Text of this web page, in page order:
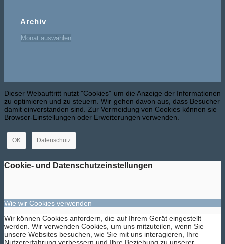
Archiv
Dieser Webauftritt nutzt "Cookies" um die Anzeige der Informationen
zu optimieren und zu steuern. Wir gehen davon aus, dass Besucher
damit einverstanden sind. Zur Vermeidung von Cookies können sie
Browser-Einstellungen oder Erweiterungen verwenden.
OK Datenschutz
Cookie- und Datenschutzeinstellungen
Wie wir Cookies verwenden
Wir können Cookies anfordern, die auf Ihrem Gerät eingestellt
werden. Wir verwenden Cookies, um uns mitzuteilen, wenn Sie
unsere Websites besuchen, wie Sie mit uns interagieren, Ihre